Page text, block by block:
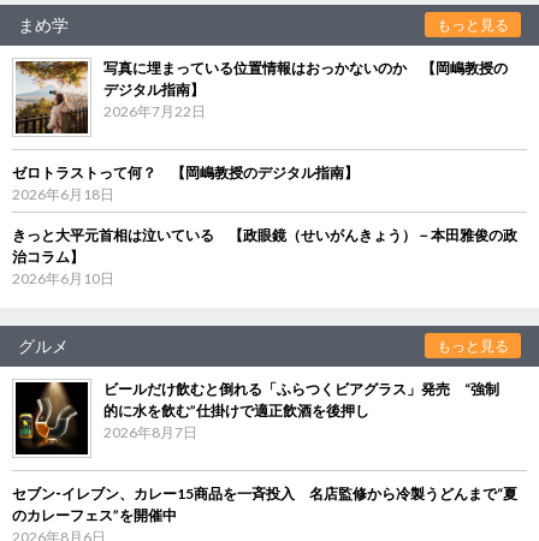
まめ学 もっと見る
写真に埋まっている位置情報はおっかないのか 【岡嶋教授の
デジタル指南】
2026年7月22日
ゼロトラストって何？ 【岡嶋教授のデジタル指南】
2026年6月18日
きっと大平元首相は泣いている 【政眼鏡（せいがんきょう）－本田雅俊の政
治コラム】
2026年6月10日
グルメ もっと見る
ビールだけ飲むと倒れる「ふらつくビアグラス」発売 “強制
的に水を飲む”仕掛けで適正飲酒を後押し
2026年8月7日
セブン‐イレブン、カレー15商品を一斉投入 名店監修から冷製うどんまで“夏
のカレーフェス”を開催中
2026年8月6日